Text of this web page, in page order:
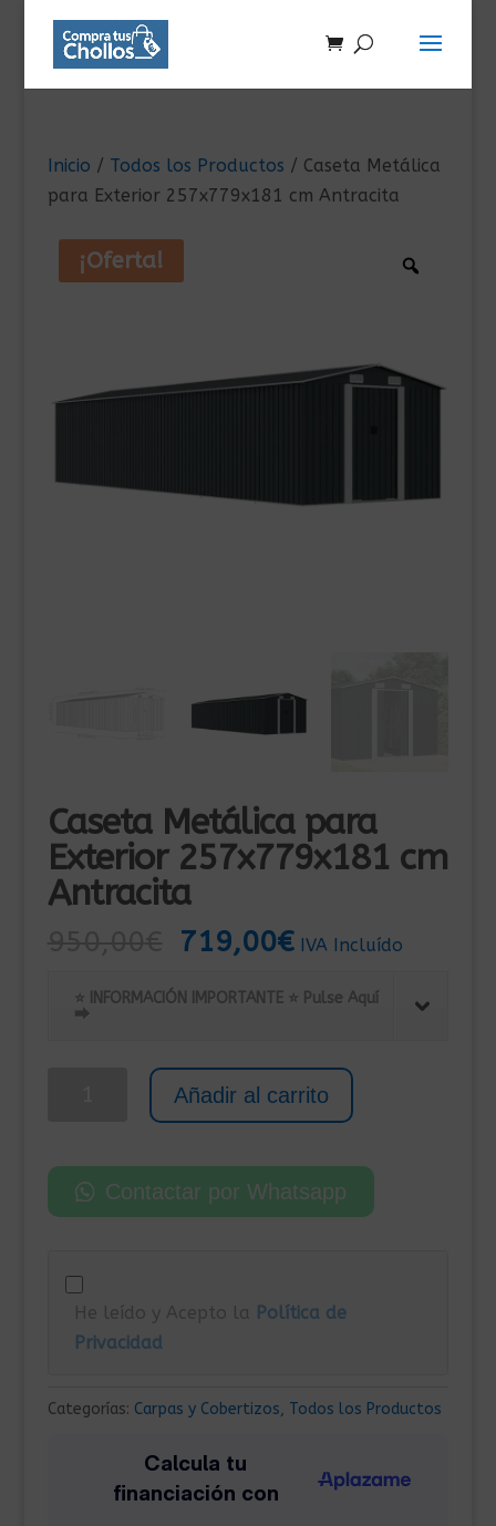
Inicio / Todos los Productos / Caseta Metálica
para Exterior 257x779x181 cm Antracita
¡Oferta!
Caseta Metálica para
Exterior 257x779x181 cm
Antracita
El
original
950,00€.
719,00€El
actual
719,00€.
IVA Incluído
⭐ INFORMACIÓN IMPORTANTE ⭐ Pulse Aquí
⮕
Exterior
257x779x181
cantidad
Añadir al carrito
Contactar por Whatsapp
He leído y Acepto la Política de
Privacidad
Categorías: Carpas y Cobertizos, Todos los Productos